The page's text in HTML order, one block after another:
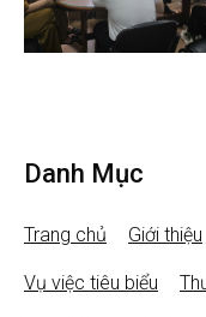
Danh Mục
Trang chủ Giới thiệu
Vụ việc tiêu biểu